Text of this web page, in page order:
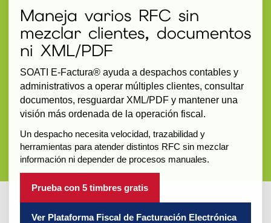
Maneja varios RFC sin
mezclar clientes, documentos
ni XML/PDF
SOATI E-Factura® ayuda a despachos contables y
administrativos a operar múltiples clientes, consultar
documentos, resguardar XML/PDF y mantener una
visión más ordenada de la operación fiscal.
Un despacho necesita velocidad, trazabilidad y
herramientas para atender distintos RFC sin mezclar
información ni depender de procesos manuales.
Prueba con 5 timbres gratis
Ver Plataforma Fiscal de Facturación Electrónica